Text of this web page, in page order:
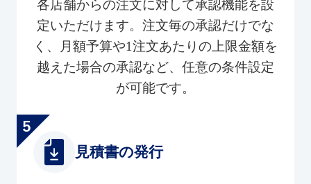
各店舗からの注文に対して承認機能を設
定いただけます。注文毎の承認だけでな
く、月額予算や1注文あたりの上限金額を
越えた場合の承認など、任意の条件設定
が可能です。
見積書の発行